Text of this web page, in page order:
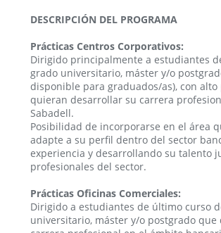
DESCRIPCIÓN DEL PROGRAMA
Prácticas Centros Corporativos:
Dirigido principalmente a estudiantes
grado universitario, máster y/o
disponible para graduados/as), con alto
quieran desarrollar su carrera
Sabadell.
Posibilidad de incorporarse en el área
adapte a su perfil dentro del sector
experiencia y desarrollando su talento
profesionales del sector.
Prácticas Oficinas Comerciales:
Dirigido a estudiantes de último curso
universitario, máster y/o postgrado que